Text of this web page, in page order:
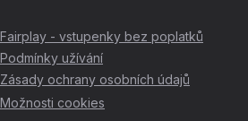
Fairplay - vstupenky bez poplatků
Podmínky užívání
Zásady ochrany osobních údajů
Možnosti cookies